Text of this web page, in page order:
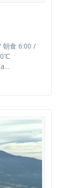
朝食 6:00 /